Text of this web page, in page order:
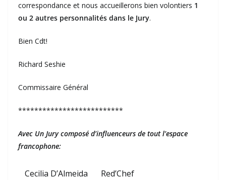
correspondance et nous accueillerons bien volontiers 1
ou 2 autres personnalités dans le Jury.
Bien Cdt!
Richard Seshie
Commissaire Général
**************************
Avec Un Jury composé d’influenceurs de tout l’espace
francophone:
Cecilia D’Almeida
Red’Chef